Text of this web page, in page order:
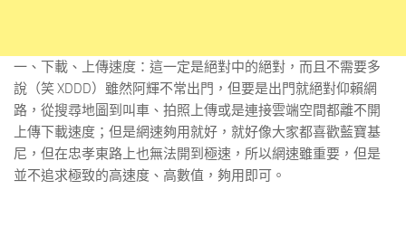
一、下載、上傳速度：這一定是絕對中的絕對，而且不需要多
說（笑 XDDD）雖然阿輝不常出門，但要是出門就絕對仰賴網
路，從搜尋地圖到叫車、拍照上傳或是連接雲端空間都離不開
上傳下載速度；但是網速夠用就好，就好像大家都喜歡藍寶基
尼，但在忠孝東路上也無法開到極速，所以網速雖重要，但是
並不追求極致的高速度、高數值，夠用即可。